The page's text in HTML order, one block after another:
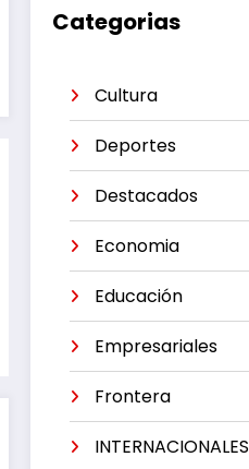
Categorias
Cultura
Deportes
Destacados
Economia
Educación
Empresariales
Frontera
INTERNACIONALES